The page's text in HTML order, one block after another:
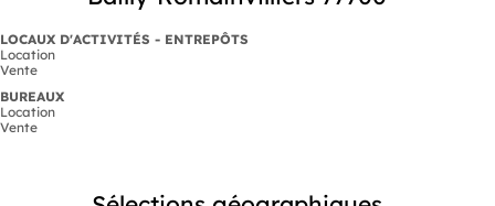
LOCAUX D'ACTIVITÉS - ENTREPÔTS
Location
Vente
BUREAUX
Location
Vente